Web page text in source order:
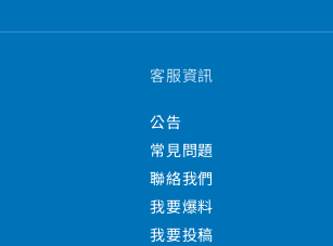
客服資訊
公告
常見問題
聯絡我們
我要爆料
我要投稿